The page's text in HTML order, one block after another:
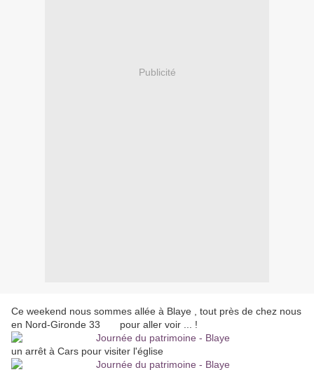
Publicité
Ce weekend nous sommes allée à Blaye , tout près de chez nous
en Nord-Gironde 33 pour aller voir ... !
un arrêt à Cars pour visiter l'église